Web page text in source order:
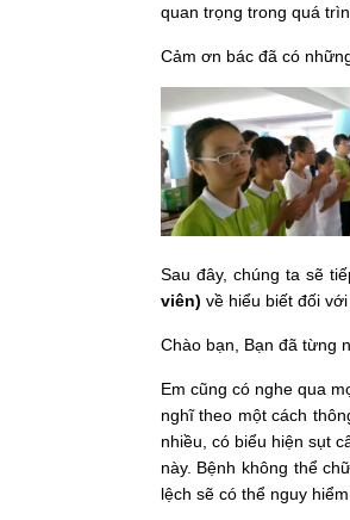
quan trọng trong quá
Cảm ơn bác đã có
Sau đây, chúng ta sẽ
viên) về hiểu biết đối
Chào bạn, Bạn đã từng
Em cũng có nghe qua
nghĩ theo một cách
nhiều, có biểu hiện sụt
này. Bệnh không thể
lệch sẽ có thể nguy